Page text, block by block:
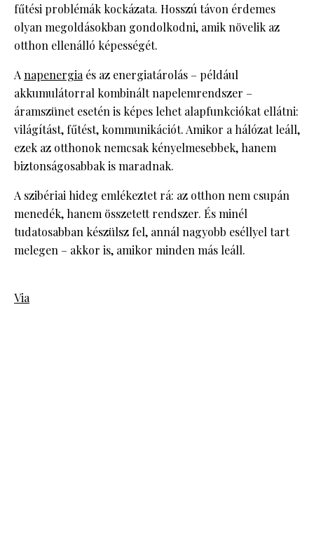
fűtési problémák kockázata. Hosszú távon érdemes
olyan megoldásokban gondolkodni, amik növelik az
otthon ellenálló képességét.
A napenergia és az energiatárolás – például
akkumulátorral kombinált napelemrendszer –
áramszünet esetén is képes lehet alapfunkciókat ellátni:
világítást, fűtést, kommunikációt. Amikor a hálózat leáll,
ezek az otthonok nemcsak kényelmesebbek, hanem
biztonságosabbak is maradnak.
A szibériai hideg emlékeztet rá: az otthon nem csupán
menedék, hanem összetett rendszer. És minél
tudatosabban készülsz fel, annál nagyobb eséllyel tart
melegen – akkor is, amikor minden más leáll.
Via